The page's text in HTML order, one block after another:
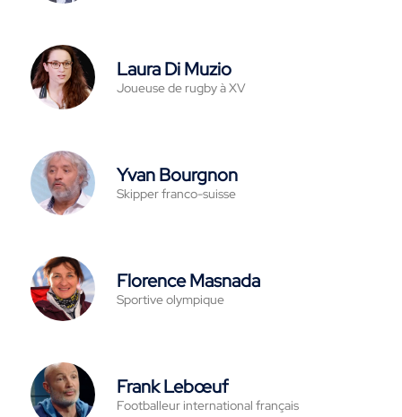
Laura Di Muzio
Joueuse de rugby à XV
Yvan Bourgnon
Skipper franco-suisse
Florence Masnada
Sportive olympique
Frank Lebœuf
Footballeur international français